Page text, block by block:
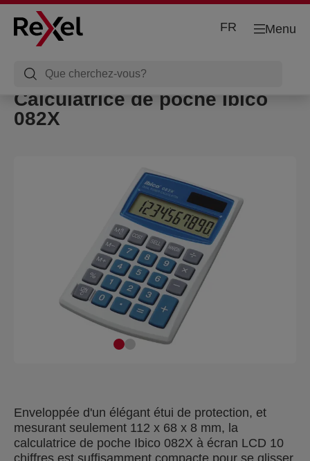
Menu
FR
Calculatrice de poche Ibico
082X
Enveloppée d'un élégant étui de protection, et
mesurant seulement 112 x 68 x 8 mm, la
calculatrice de poche Ibico 082X à écran LCD 10
chiffres est suffisamment compacte pour se glisser